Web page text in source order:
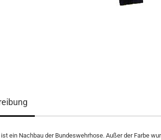
ein Nachbau der Bundeswehrhose. Außer der Farbe